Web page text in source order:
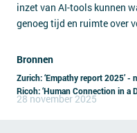
inzet van AI-tools kunnen
genoeg tijd en ruimte over
Bronnen
Zurich: ‘Empathy report 2025’ -
Ricoh: ‘Human Connection in a
28 november 2025